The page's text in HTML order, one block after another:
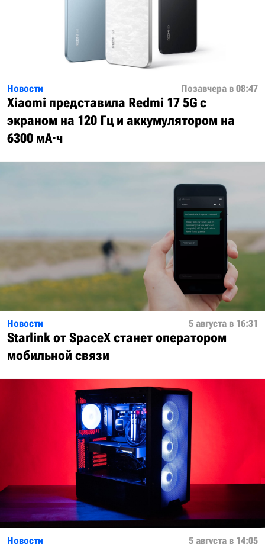
Новости Позавчера в 08:47
Xiaomi представила Redmi 17 5G с
экраном на 120 Гц и аккумулятором на
6300 мА·ч
Новости 5 августа в 16:31
Starlink от SpaceX станет оператором
мобильной связи
Новости 5 августа в 14:05